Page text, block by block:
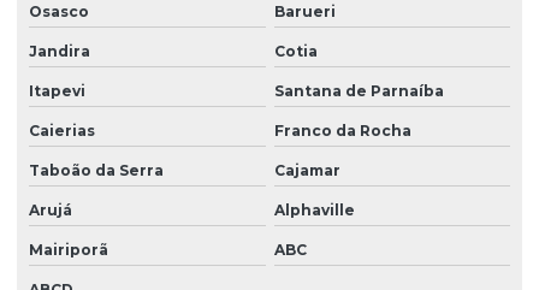
Descupinização em sp
Descupinização de telhado
Descupinizadora são paulo
Desinsetização e dedetização
Desratização de casa
Desratização e desinsetização
Osasco Barueri
Jandira Cotia
Itapevi Santana de Parnaíba
Caierias Franco da Rocha
Taboão da Serra Cajamar
Arujá Alphaville
Mairiporã ABC